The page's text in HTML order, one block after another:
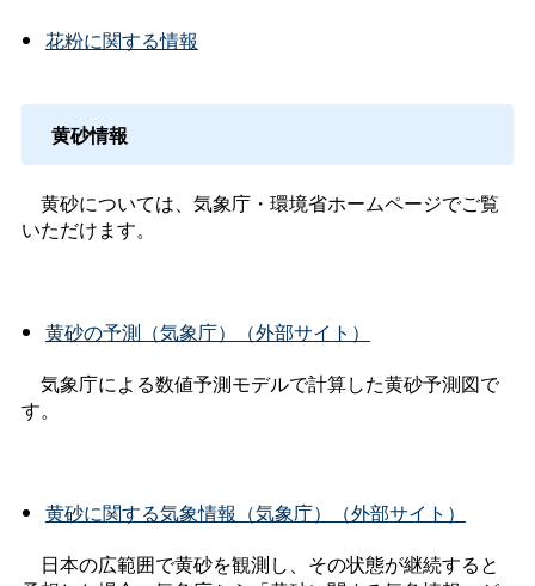
花粉に関する情報
黄砂情報
黄砂については、気象庁・環境省ホームページでご覧
いただけます。
黄砂の予測（気象庁）（外部サイト）
気象庁による数値予測モデルで計算した黄砂予測図で
す。
黄砂に関する気象情報（気象庁）（外部サイト）
日本の広範囲で黄砂を観測し、その状態が継続すると